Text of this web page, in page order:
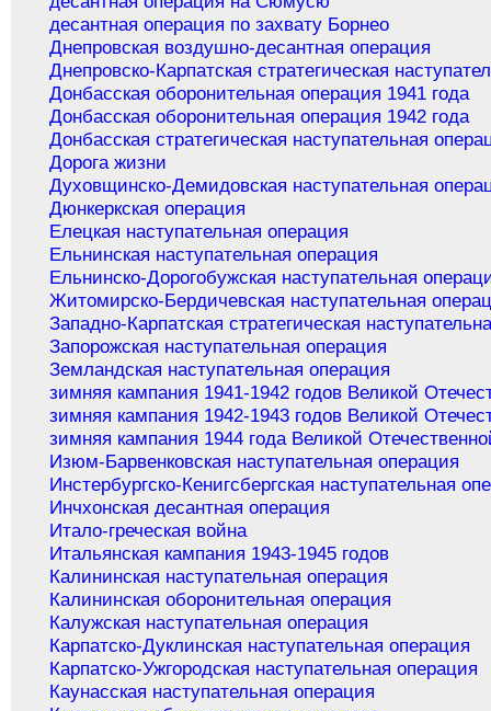
десантная операция по захвату Борнео
Днепровская воздушно-десантная операция
Днепровско-Карпатская стратегическая
Донбасская оборонительная операция 1941 года
Донбасская оборонительная операция 1942 года
Донбасская стратегическая наступательная
Дорога жизни
Духовщинско-Демидовская наступательная
Дюнкеркская операция
Елецкая наступательная операция
Ельнинская наступательная операция
Ельнинско-Дорогобужская наступательная
Житомирско-Бердичевская наступательная
Западно-Карпатская стратегическая
Запорожская наступательная операция
Земландская наступательная операция
зимняя кампания 1941-1942 годов Великой
зимняя кампания 1942-1943 годов Великой
зимняя кампания 1944 года Великой
Изюм-Барвенковская наступательная операция
Инстербургско-Кенигсбергская наступательная
Инчхонская десантная операция
Итало-греческая война
Итальянская кампания 1943-1945 годов
Калининская наступательная операция
Калининская оборонительная операция
Калужская наступательная операция
Карпатско-Дуклинская наступательная операция
Карпатско-Ужгородская наступательная операция
Каунасская наступательная операция